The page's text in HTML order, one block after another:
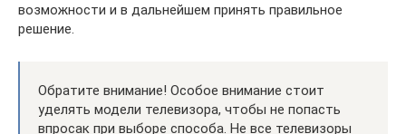
возможности и в дальнейшем принять правильное
решение.
Обратите внимание! Особое внимание стоит
уделять модели телевизора, чтобы не попасть
впросак при выборе способа. Не все телевизоры